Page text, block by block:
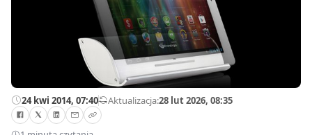
24 kwi 2014, 07:40—Aktualizacja:28 lut 2026, 08:35